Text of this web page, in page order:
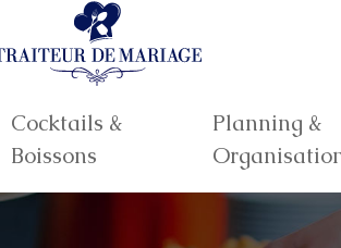
Cocktails &
Boissons
Planning &